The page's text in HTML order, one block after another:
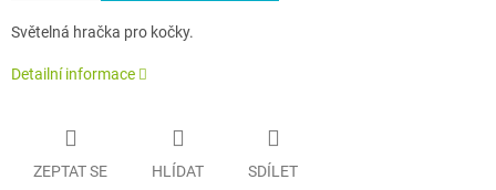
Světelná hračka pro kočky.
Detailní informace
ZEPTAT SE HLÍDAT SDÍLET